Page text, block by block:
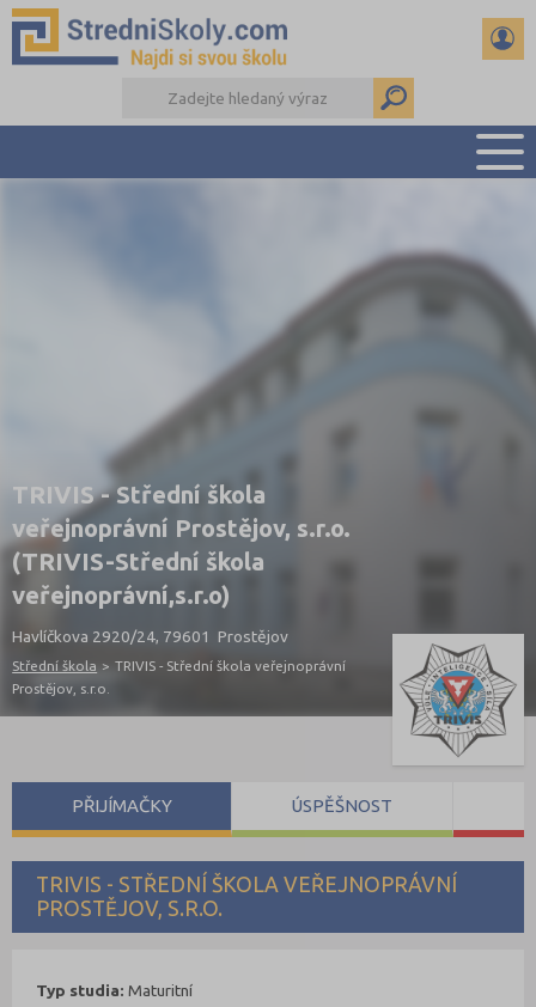
PŘÍPRAVA NA PŘIJÍMAČKY
DŮLEŽITÉ TERMÍNY
REFERÁTY A SEMINÁRKY
TRIVIS - Střední škola
veřejnoprávní Prostějov, s.r.o.
(TRIVIS-Střední škola
veřejnoprávní,s.r.o)
Havlíčkova 2920/24, 79601 Prostějov
Střední škola > TRIVIS - Střední škola veřejnoprávní
Prostějov, s.r.o.
TRIVIS - STŘEDNÍ ŠKOLA VEŘEJNOPRÁVNÍ
PROSTĚJOV, S.R.O.
Typ studia: Maturitní
PŘIJÍMAČKY ÚSPĚŠNOST